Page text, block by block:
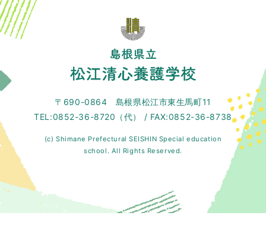
〒690-0864 島根県松江市東生馬町11
TEL:0852-36-8720（代） / FAX:0852-36-8738
(c) Shimane Prefectural SEISHIN Special education
school. All Rights Reserved.